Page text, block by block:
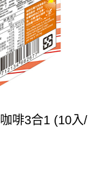
啡3合1 (10入/